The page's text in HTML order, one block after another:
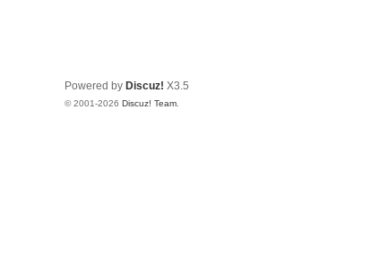
Powered by Discuz! X3.5
© 2001-2026 Discuz! Team